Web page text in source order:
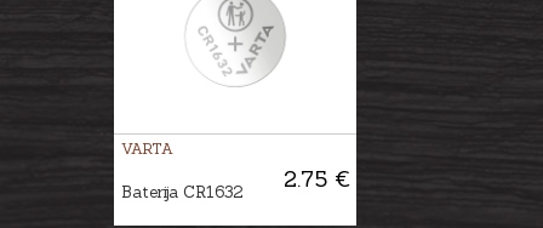
VARTA
2.75 €
Baterija CR1632